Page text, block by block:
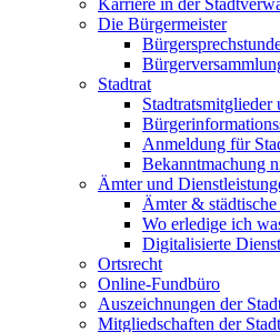
Karriere in der
Die Bürgermeister
Stadtrat
Anmeldung für
Bekanntmachung
Ämter und
Ämter &
Wo erledige ich
Digitalisierte
Ortsrecht
Online-Fundbüro
Auszeichnungen der
Mitgliedschaften der Stadt